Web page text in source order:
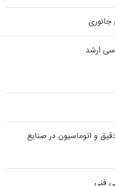
ارشد
و اتوماسیون در صنایع
فنی